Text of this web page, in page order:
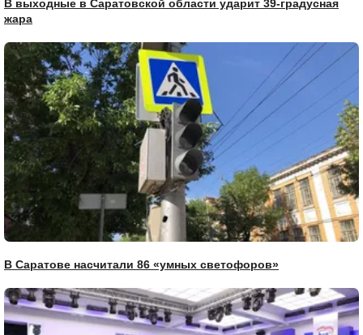
В выходные в Саратовской области ударит 39-градусная
жара
В Саратове насчитали 86 «умных светофоров»